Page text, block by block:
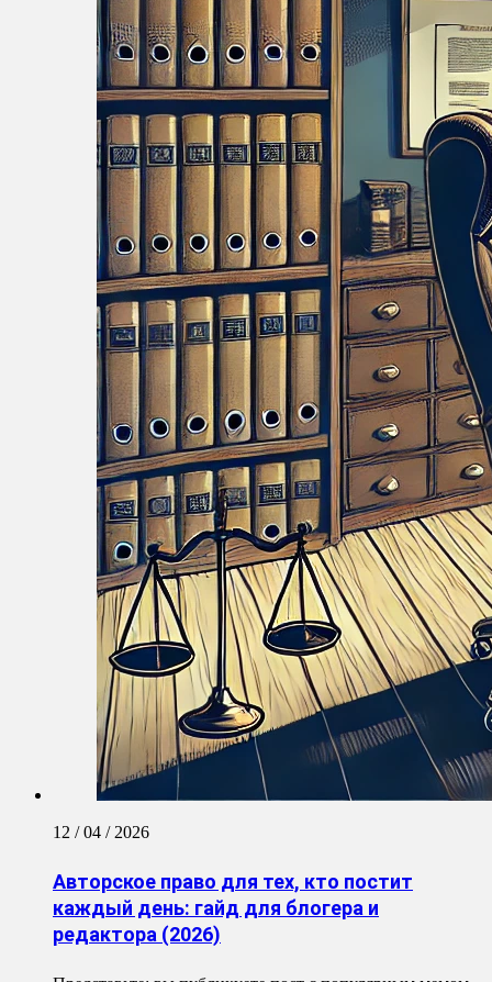
12 / 04 / 2026
Авторское право для тех, кто постит
каждый день: гайд для блогера и
редактора (2026)